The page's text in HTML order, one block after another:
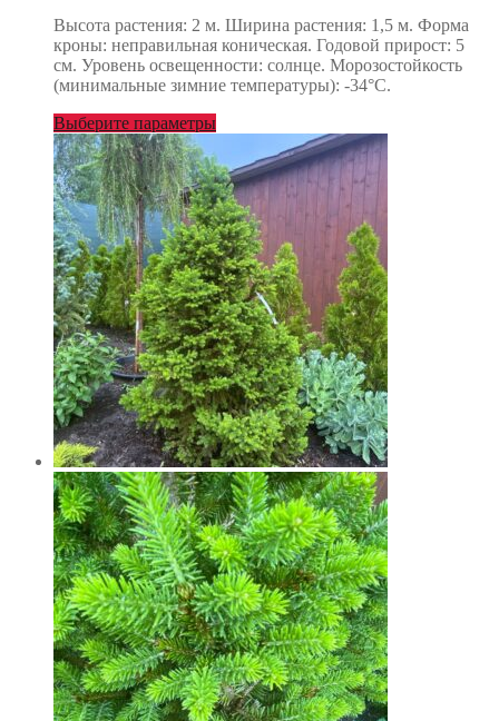
Высота растения: 2 м. Ширина растения: 1,5 м. Форма
кроны: неправильная коническая. Годовой прирост: 5
см. Уровень освещенности: солнце. Морозостойкость
(минимальные зимние температуры): -34°С.
Выберите параметры